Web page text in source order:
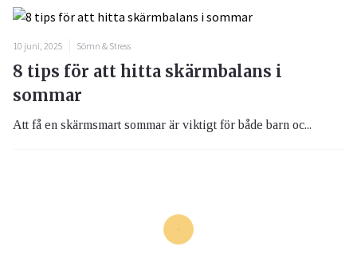
10 juni, 2025 Sömn & Stress
8 tips för att hitta skärmbalans i
sommar
Att få en skärmsmart sommar är viktigt för både barn oc...